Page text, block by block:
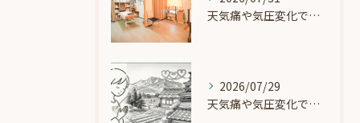
天気痛や気圧変化で起こる「頭痛・めまい」に。緩やかな治療で自律神経を整えるには？
2026/07/29
天気痛や気圧変化で起こる「頭痛・めまい」に。自律神経の乱れにより症状が起こるきっかけは？